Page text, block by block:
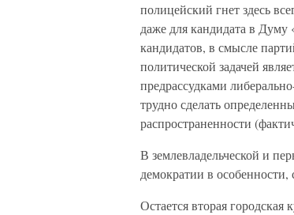
полицейский гнет здесь
даже для кандидата в Думу
кандидатов, в смысле
политической задачей
предрассудками
трудно сделать
распространенности
В землевладельческой и
демократии в
Остается вторая